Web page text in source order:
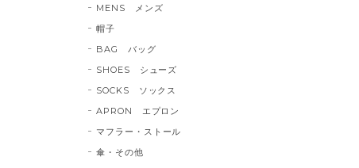
MENS メンズ
帽子
BAG バッグ
SHOES シューズ
SOCKS ソックス
APRON エプロン
マフラー・ストール
傘・その他